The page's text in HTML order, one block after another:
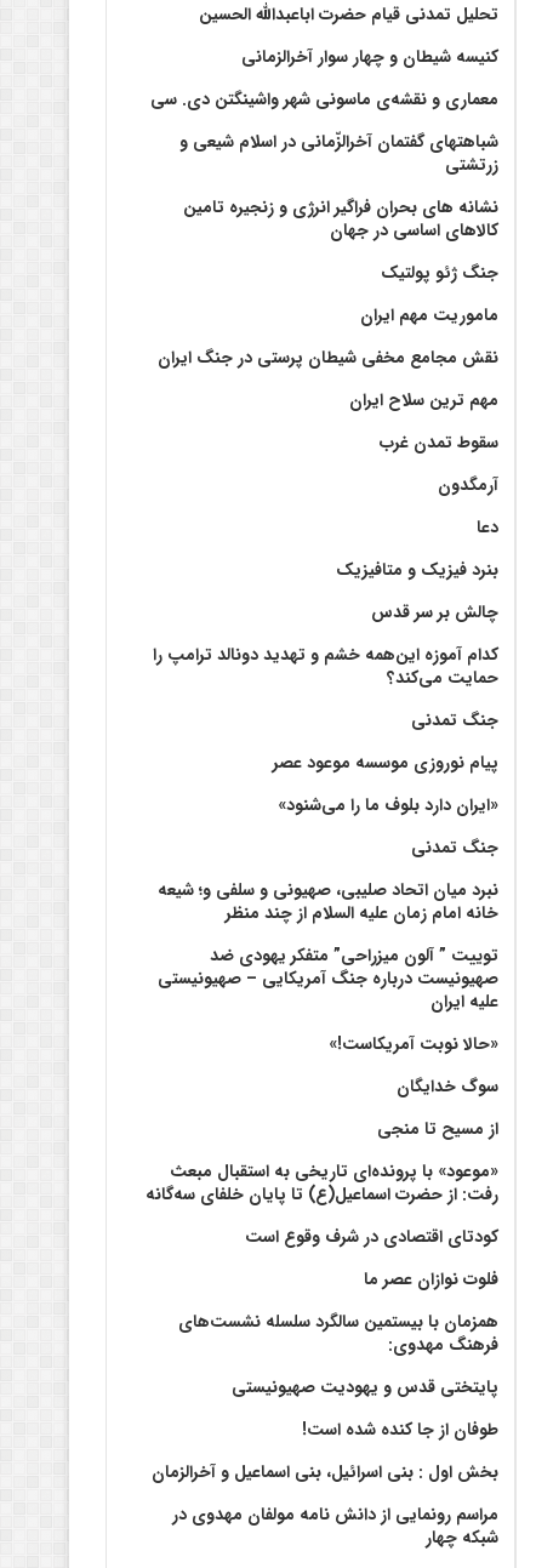
تحلیل تمدنی قیام حضرت اباعبدالله الحسین
کنیسه شیطان و چهار سوار آخرالزمانی
معماری و نقشه‌ی ماسونی شهر واشينگتن دی. سی
شباهتهای گفتمان آخر‌الزّمانی در اسلام شیعی و
زرتشتی
نشانه های بحران فراگیر انرژی و زنجیره تامین
کالاهای اساسی در جهان
جنگ ژئو پولتیک
ماموریت مهم ایران
نقش مجامع مخفی شیطان پرستی در جنگ ایران
مهم ترین سلاح ایران
سقوط تمدن غرب
آرمگدون
دعا
بنرد فیزیک و متافیزیک
چالش بر سر قدس
کدام آموزه این‌همه خشم و تهدید دونالد ترامپ را
حمایت می‌کند؟
جنگ تمدنی
پیام نوروزی موسسه موعود عصر
«ایران دارد بلوف ما را می‌شنود»
جنگ تمدنی
نبرد میان اتحاد صلیبی، صهیونی و سلفی و؛ شیعه
خانه امام زمان علیه السلام از چند منظر
توییت ” آلون میزراحی” متفکر یهودی ضد
صهیونیست درباره جنگ آمریکایی – صهیونیستی
علیه ایران
«حالا نوبت آمریکاست!»
سوگ خدایگان
از مسیح تا منجی
«موعود» با پرونده‌ای تاریخی به استقبال مبعث
رفت: از حضرت اسماعیل(ع) تا پایان خلفای سه‌گانه
کودتای اقتصادی در شرف وقوع است
فلوت نوازان عصر ما
همزمان با بیستمین سالگرد سلسله نشست‌های
فرهنگ مهدوی:‌
پایتختی قدس و یهودیت صهیونیستی
طوفان از جا کنده شده است!
بخش اول : بنی اسرائیل، بنی اسماعیل و آخرالزمان
مراسم رونمایی از دانش نامه مولفان مهدوی در
شبکه چهار